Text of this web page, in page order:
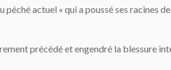
actuel « qui a poussé ses racines
précédé et engendré la blessure